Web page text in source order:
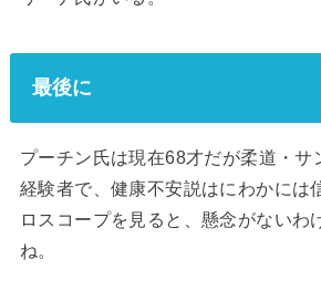
最後に
プーチン氏は現在68才だが柔道・サ
経験者で、健康不安説はにわかには
ロスコープを見ると、懸念がないわ
ね。